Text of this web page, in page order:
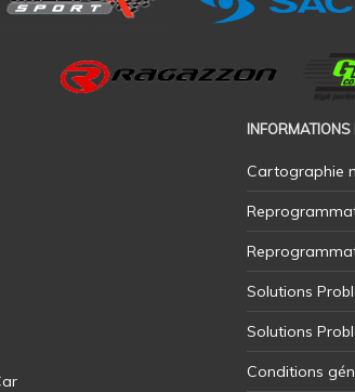
INFORMATIONS
Cartographie
Solutions
Solutions
Conditions